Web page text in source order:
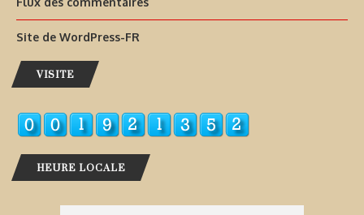
Site de WordPress-FR
VISITE
HEURE LOCALE